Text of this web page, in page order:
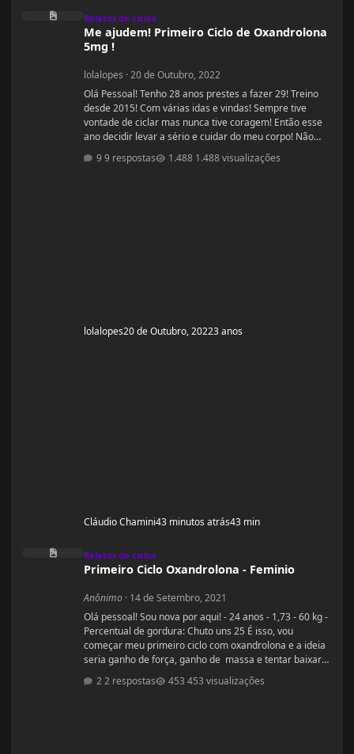
Me ajudem! Primeiro Ciclo de Oxandrolona 5mg !
Relatos de ciclos
Me ajudem! Primeiro Ciclo de Oxandrolona
5mg !
lolalopes ·20 de Outubro, 2022
Olá Pessoal! Tenho 28 anos prestes a fazer 29! Treino
desde 2015! Com várias idas e vindas! Sempre tive
vontade de ciclar mas nunca tive coragem! Então esse
ano decidir levar a sério e cuidar do meu corpo! Não
estou sendo acompanhada por nutricionista! Mas
quando comecei a fazer a dieta de déficit calórico
9 respostas 1.488 visualizações
lolalopes20 de Outubro, 20223 anos
Cláudio Chamini43 minutos atrás43 min
Primeiro Ciclo Oxandrolona - Feminio
Relatos de ciclos
Primeiro Ciclo Oxandrolona - Feminio
Anônimo · 14 de Setembro, 2021
Olá pessoal! Sou nova por aqui! - 24 anos - 1,73 - 60 kg -
Percentual de gordura: Chuto uns 25 É isso, vou
começar meu primeiro ciclo com oxandrolona e a ideia
seria ganho de força, ganho de massa e tentar baixar
percentual de gordura. Sou a famosa magra falsa.
Treino há alguns anos mas sinto que não tenho bons
2 respostas 453 visualizações